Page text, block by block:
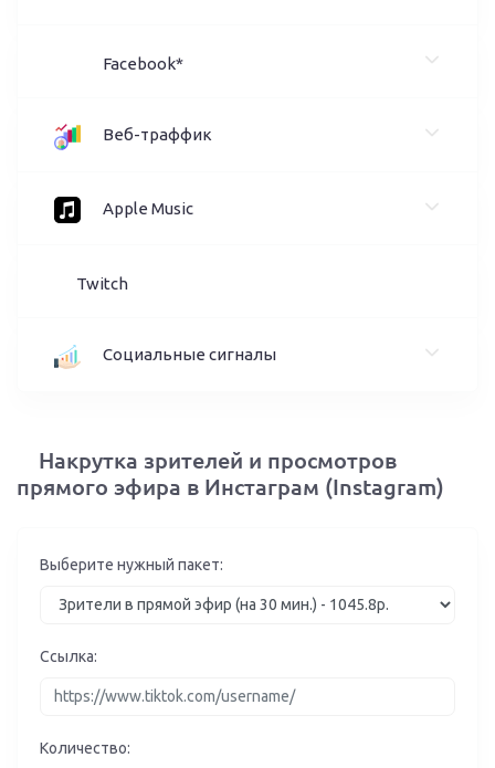
Facebook*
Веб-траффик
Apple Music
Twitch
Социальные сигналы
Накрутка зрителей и просмотров
прямого эфира в Инстаграм (Instagram)
Выберите нужный пакет:
Ссылка:
Количество: